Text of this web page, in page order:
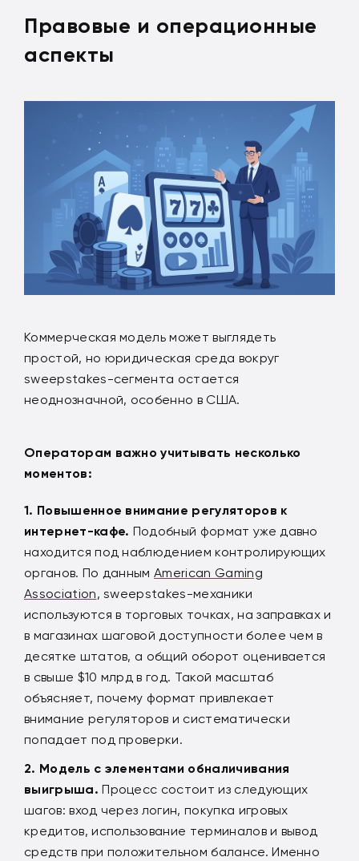
Правовые и операционные
аспекты
Коммерческая модель может выглядеть
простой, но юридическая среда вокруг
sweepstakes-сегмента остается
неоднозначной, особенно в США.
Операторам важно учитывать несколько
моментов:
Повышенное внимание регуляторов к
интернет-кафе. Подобный формат уже давно
находится под наблюдением контролирующих
органов. По даннымAmerican Gaming
Association, sweepstakes-механики
используются в торговых точках, на заправках и
в магазинах шаговой доступности более чем в
десятке штатов, а общий оборот оценивается
в свыше $10 млрд в год. Такой масштаб
объясняет, почему формат привлекает
внимание регуляторов и систематически
попадает под проверки.
Модель с элементами обналичивания
выигрыша. Процесс состоит из следующих
шагов: вход через логин, покупка игровых
кредитов, использование терминалов и вывод
средств при положительном балансе. Именно